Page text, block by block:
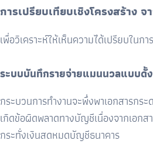
การเปรียบเทียบเชิงโครงสร้าง
เพื่อวิเคราะห์ให้เห็นความได้เปรียบใน
ระบบบันทึกรายจ่ายแมนนวลแบบดั้
กระบวนการทำงานจะพึ่งพาเอกสารก
เกิดข้อผิดพลาดทางบัญชีเนื่องจากเอก
กระทั่งเงินสดหมดบัญชีธนาคาร